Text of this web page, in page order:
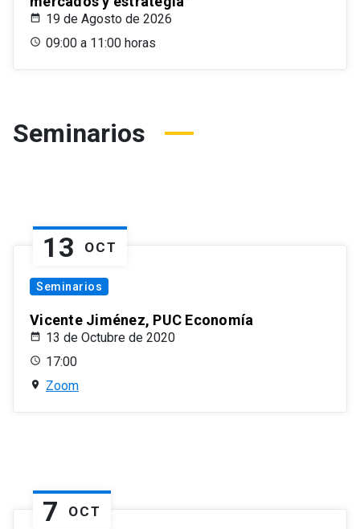
19 de Agosto de 2026
09:00 a 11:00 horas
Seminarios
13 OCT
Seminarios
Vicente Jiménez, PUC Economía
13 de Octubre de 2020
17:00
Zoom
7 OCT